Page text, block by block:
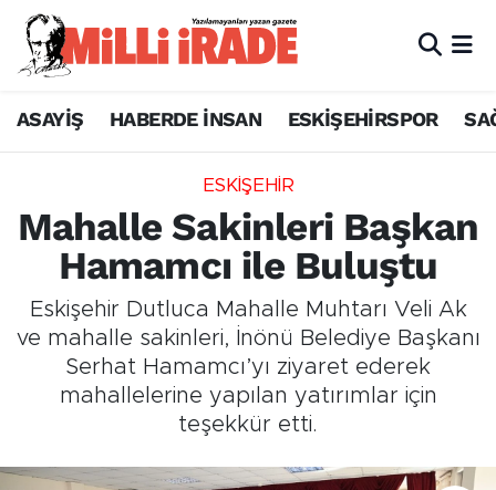
ASAYİŞ HABERDE İNSAN ESKİŞEHİRSPOR
ESKİŞEHİR
Mahalle Sakinleri Başkan
Hamamcı ile Buluştu
Eskişehir Dutluca Mahalle Muhtarı Veli Ak
ve mahalle sakinleri, İnönü Belediye Başkanı
Serhat Hamamcı’yı ziyaret ederek
mahallelerine yapılan yatırımlar için
teşekkür etti.